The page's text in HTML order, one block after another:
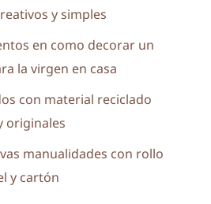
y simples
en como decorar un
la virgen en casa
con material reciclado
originales
manualidades con rollo
y cartón